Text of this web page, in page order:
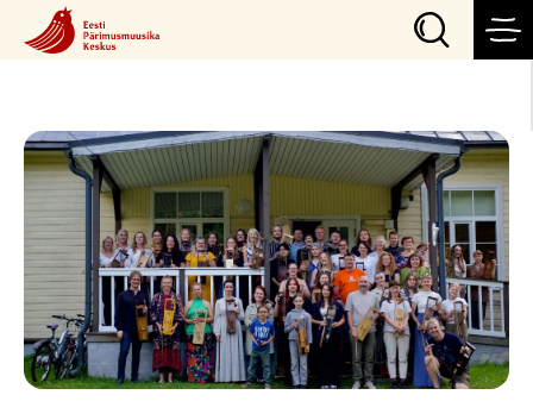
Sündmused
Teeme
Külasta
Õpi